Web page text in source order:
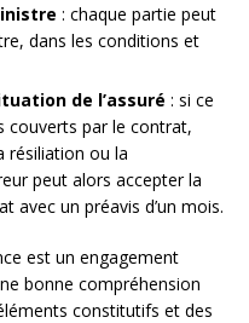
: chaque partie peut
dans les conditions et
de l’assuré : si ce
couverts par le contrat,
résiliation ou la
peut alors accepter la
avec un préavis d’un mois.
est un engagement
bonne compréhension
constitutifs et des